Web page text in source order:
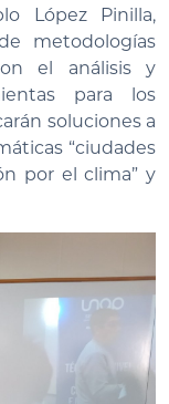
López Pinilla,
metodologías
el análisis y
para los
soluciones a
“ciudades
por el clima” y